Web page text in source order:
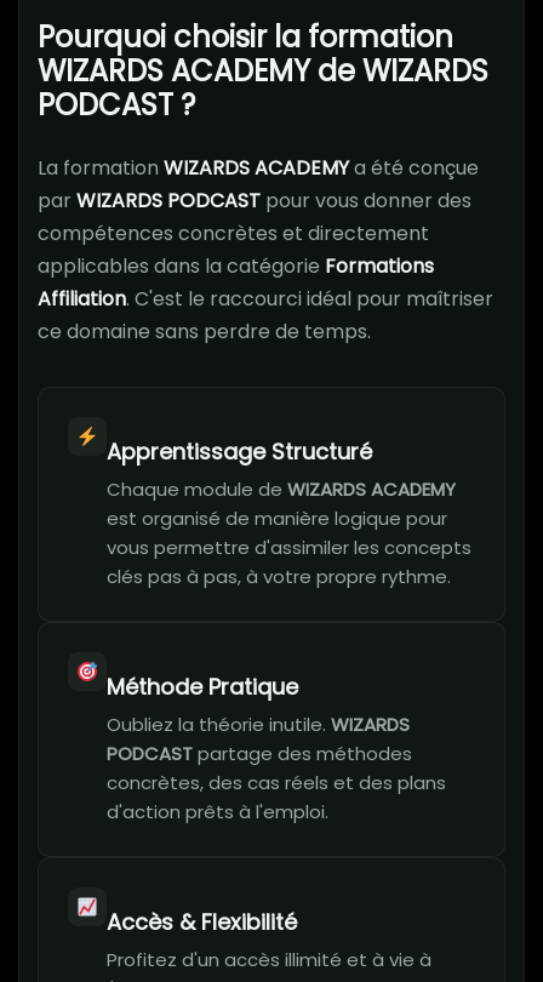
Pourquoi choisir la formation
WIZARDS ACADEMY de WIZARDS
PODCAST ?
La formation WIZARDS ACADEMYa été conçue
parWIZARDS PODCAST pour vous donner des
compétences concrètes et directement
applicables dans la catégorie Formations
Affiliation. C'est le raccourci idéal pour maîtriser
ce domaine sans perdre de temps.
Apprentissage Structuré
Chaque module de WIZARDS ACADEMY
est organisé de manière logique pour
vous permettre d'assimiler les concepts
clés pas à pas, à votre propre rythme.
Méthode Pratique
Oubliez la théorie inutile. WIZARDS
PODCASTpartage des méthodes
concrètes, des cas réels et des plans
d'action prêts à l'emploi.
Accès & Flexibilité
Profitez d'un accès illimité et à vie à